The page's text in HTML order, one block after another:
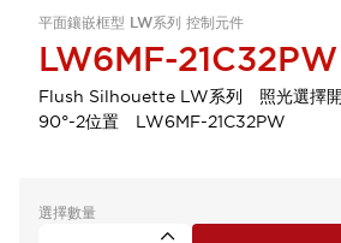
平面鑲嵌框型 LW系列 控制元件
LW6MF-21C32PW
Flush Silhouette LW系列 照光選擇
90°-2位置 LW6MF-21C32PW
選擇數量